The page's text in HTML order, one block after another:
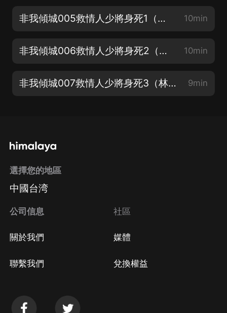
非我傾城005救情人少將身死1（秦歌+上官驚鴻：穩得高處） 10min
非我傾城006救情人少將身死2（上官驚驄：麥瘋的思遠） 10min
非我傾城007救情人少將身死3（林思微+沈清苓：墨筱曉） 9min
選擇您的地區
中國台湾
公司信息
關於我們
聯繫我們
社區
媒體
兌換權益